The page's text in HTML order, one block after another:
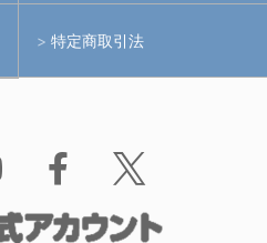
特定商取引法